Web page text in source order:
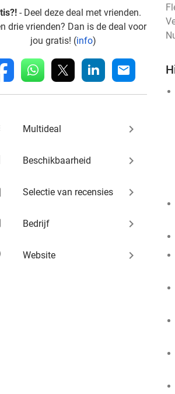
- Deel deze deal met vrienden.
drie vrienden? Dan is de deal voor
jou gratis! (info)
whatsapp linkedin mail
Multideal keyboard_arrow_right
Beschikbaarheid keyboard_arrow_right
Selectie van recensies keyboard_arrow_right
Bedrijf keyboard_arrow_right
Website keyboard_arrow_right